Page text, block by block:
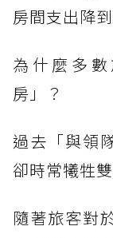
房間支出降
為什麼多
房」？
過去「與領
卻時常犧牲
隨著旅客對